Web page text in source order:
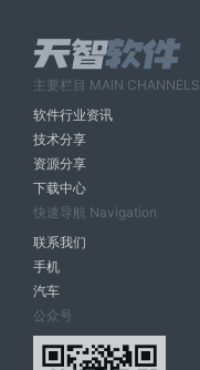
主要栏目 MAIN CHANNELS
软件行业资讯
技术分享
资源分享
下载中心
快速导航 Navigation
联系我们
手机
汽车
公众号